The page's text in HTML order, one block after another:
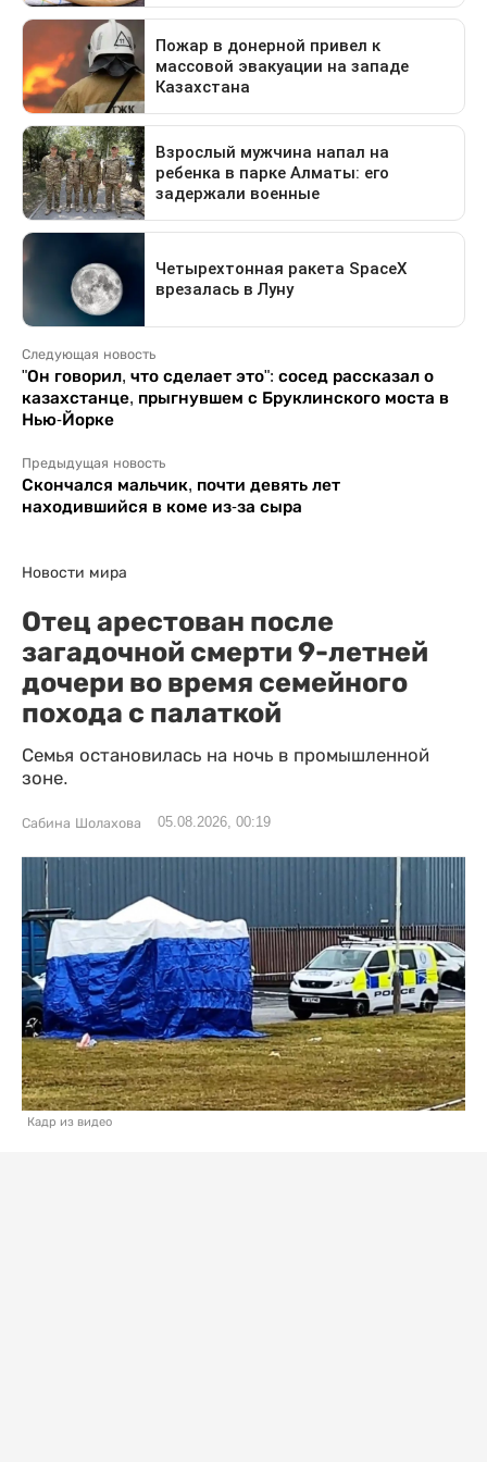
Следующая новость
"Он говорил, что сделает это": сосед рассказал о
казахстанце, прыгнувшем с Бруклинского моста в
Нью-Йорке
Предыдущая новость
Скончался мальчик, почти девять лет
находившийся в коме из-за сыра
Новости мира
Отец арестован после
загадочной смерти 9-летней
дочери во время семейного
похода с палаткой
Семья остановилась на ночь в промышленной
зоне.
Сабина Шолахова 05.08.2026, 00:19
Кадр из видео